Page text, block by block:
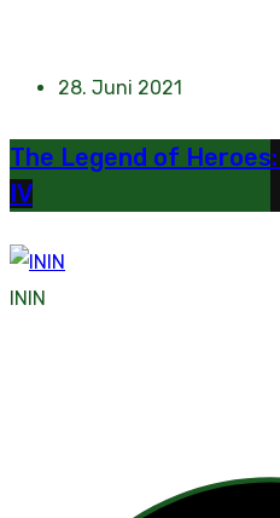
28. Juni 2021
The Legend of
IV
ININ